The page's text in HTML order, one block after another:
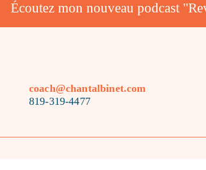
Écoutez mon nouveau podcast
coach@chantalbinet.com
819-319-4477